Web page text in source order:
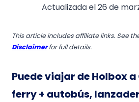
Actualizada el26 de
This article includes affiliate links. See
Disclaimerfor full details.
Puede viajar de Holbox
ferry + autobús,